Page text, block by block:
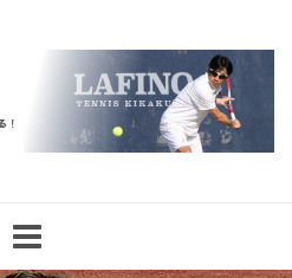
navigation